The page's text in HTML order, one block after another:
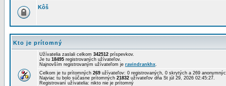
Kôš
Kto je prítomný
Užívatelia zaslali celkom 342512 príspevkov.
Je tu 18495 registrovaných užívateľov.
Najnovším registrovaným užívateľom je ravindrankhx.
Celkom je tu prítomných 269 užívateľov: 0 registrovaných, 0 skrytých a 269
Najviac tu bolo súčasne prítomných 21832 užívateľov dňa St júl 29, 2026 02:45:27.
Registrovaní užívatelia: nikto nie je prítomný